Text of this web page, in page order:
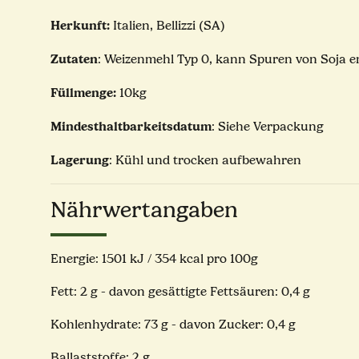
Herkunft: Italien, Bellizzi (SA)
Zutaten: Weizenmehl Typ 0, kann Spuren von Soja
Füllmenge: 10kg
Mindesthaltbarkeitsdatum: Siehe Verpackung
Lagerung: Kühl und trocken aufbewahren
Nährwertangaben
Energie: 1501 kJ / 354 kcal pro 100g
Fett: 2 g - davon gesättigte Fettsäuren: 0,4 g
Kohlenhydrate: 73 g - davon Zucker: 0,4 g